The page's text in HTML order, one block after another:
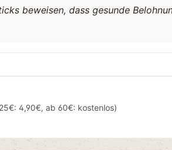
beweisen, dass gesunde
4,90€, ab 60€: kostenlos)